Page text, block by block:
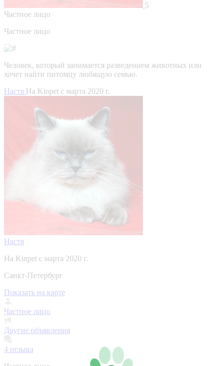
5
Частное лицо
Частное лицо
Человек, который занимается разведением животных или
хочет найти питомцу любящую семью.
Настя На Kinpet c марта 2020 г.
Настя
На Kinpet c марта 2020 г.
Санкт-Петербург
Показать на карте
Частное лицо
Другие объявления
4 отзыва